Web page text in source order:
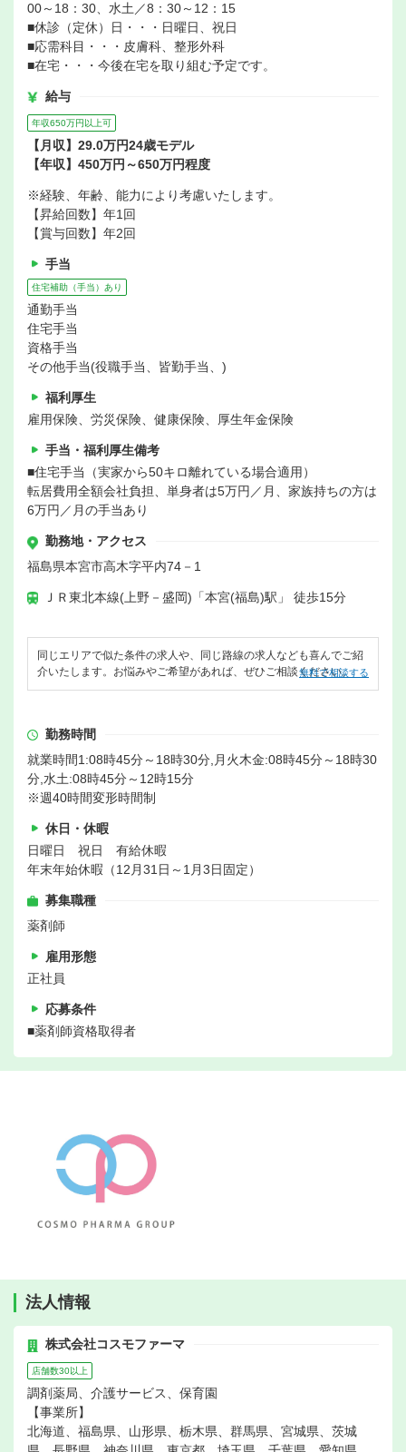
00～18：30、水土／8：30～12：15
■休診（定休）日・・・日曜日、祝日
■応需科目・・・皮膚科、整形外科
■在宅・・・今後在宅を取り組む予定です。
給与
年収650万円以上可
【月収】29.0万円24歳モデル
【年収】450万円～650万円程度
※経験、年齢、能力により考慮いたします。
【昇給回数】年1回
【賞与回数】年2回
手当
住宅補助（手当）あり
通勤手当
住宅手当
資格手当
その他手当(役職手当、皆勤手当、)
福利厚生
雇用保険、労災保険、健康保険、厚生年金保険
手当・福利厚生備考
■住宅手当（実家から50キロ離れている場合適用）
転居費用全額会社負担、単身者は5万円／月、家族持ちの方は
6万円／月の手当あり
勤務地・アクセス
福島県本宮市高木字平内74－1
ＪＲ東北本線(上野－盛岡)「本宮(福島)駅」 徒歩15分
同じエリアで似た条件の求人や、同じ路線の求人なども喜んでご紹
介いたします。お悩みやご希望があれば、ぜひご相談ください。
無料で相談する
勤務時間
就業時間1:08時45分～18時30分,月火木金:08時45分～18時30
分,水土:08時45分～12時15分
※週40時間変形時間制
休日・休暇
日曜日 祝日 有給休暇
年末年始休暇（12月31日～1月3日固定）
募集職種
薬剤師
雇用形態
正社員
応募条件
■薬剤師資格取得者
法人情報
株式会社コスモファーマ
店舗数30以上
調剤薬局、介護サービス、保育園
【事業所】
北海道、福島県、山形県、栃木県、群馬県、宮城県、茨城